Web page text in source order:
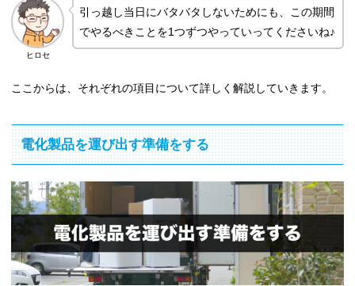
ヒロセ
引っ越し当日にバタバタしないためにも、この期間
でやるべきことを1つずつやっていってくださいね♪
ここからは、それぞれの項目について詳しく解説していきます。
電化製品を運び出す準備をする